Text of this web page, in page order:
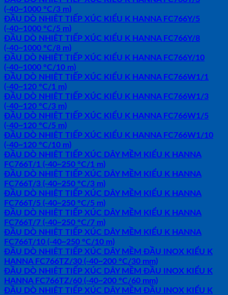
(-40~1000 °C/3 m)
ĐẦU DÒ NHIỆT TIẾP XÚC KIỂU K HANNA FC766Y/5
(-40~1000 °C/5 m)
ĐẦU DÒ NHIỆT TIẾP XÚC KIỂU K HANNA FC766Y/8
(-40~1000 °C/8 m)
ĐẦU DÒ NHIỆT TIẾP XÚC KIỂU K HANNA FC766Y/10
(-40~1000 °C/10 m)
ĐẦU DÒ NHIỆT TIẾP XÚC KIỂU K HANNA FC766W1/1
(-40~120 °C/1 m)
ĐẦU DÒ NHIỆT TIẾP XÚC KIỂU K HANNA FC766W1/3
(-40~120 °C/3 m)
ĐẦU DÒ NHIỆT TIẾP XÚC KIỂU K HANNA FC766W1/5
(-40~120 °C/5 m)
ĐẦU DÒ NHIỆT TIẾP XÚC KIỂU K HANNA FC766W1/10
(-40~120 °C/10 m)
ĐẦU DÒ NHIỆT TIẾP XÚC DÂY MỀM KIỂU K HANNA
FC766T/1 (-40~250 °C/1 m)
ĐẦU DÒ NHIỆT TIẾP XÚC DÂY MỀM KIỂU K HANNA
FC766T/3 (-40~250 °C/3 m)
ĐẦU DÒ NHIỆT TIẾP XÚC DÂY MỀM KIỂU K HANNA
FC766T/5 (-40~250 °C/5 m)
ĐẦU DÒ NHIỆT TIẾP XÚC DÂY MỀM KIỂU K HANNA
FC766T/7 (-40~250 °C/7 m)
ĐẦU DÒ NHIỆT TIẾP XÚC DÂY MỀM KIỂU K HANNA
FC766T/10 (-40~250 °C/10 m)
ĐẦU DÒ NHIỆT TIẾP XÚC DÂY MỀM ĐẦU INOX KIỂU K
HANNA FC766TZ/30 (-40~200 °C/30 mm)
ĐẦU DÒ NHIỆT TIẾP XÚC DÂY MỀM ĐẦU INOX KIỂU K
HANNA FC766TZ/60 (-40~200 °C/60 mm)
ĐẦU DÒ NHIỆT TIẾP XÚC DÂY MỀM ĐẦU INOX KIỂU K